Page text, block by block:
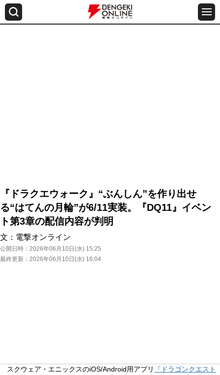
『ドラクエウォーク』“ぶんしん”を作り出せ
る“はてんの月輪”が6/11実装。『DQ11』イベン
ト第3章の配信内容が判明
文： 電撃オンライン
公開日時： 2026年06月10日(水) 15:25
最終更新： 2026年06月10日(水) 16:04
スクウェア・エニックスのiOS/Android用アプリ
『ドラゴンクエスト